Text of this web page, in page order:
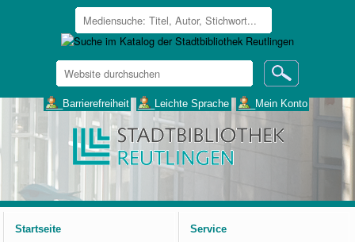
Website
durchsuchen
___Barrierefreiheit ___Leichte Sprache ___Mein Konto
Startseite
Service